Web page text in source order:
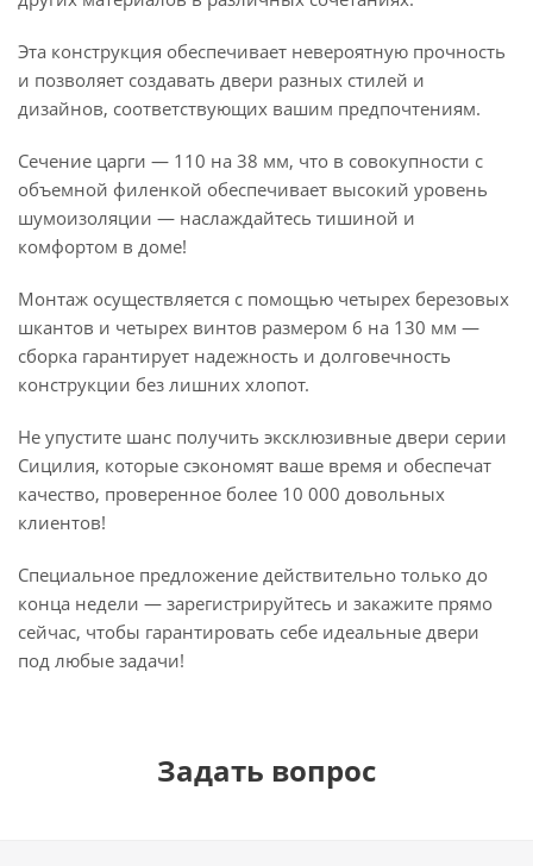
Эта конструкция обеспечивает невероятную прочность
и позволяет создавать двери разных стилей и
дизайнов, соответствующих вашим предпочтениям.
Сечение царги — 110 на 38 мм, что в совокупности с
объемной филенкой обеспечивает высокий уровень
шумоизоляции — наслаждайтесь тишиной и
комфортом в доме!
Монтаж осуществляется с помощью четырех березовых
шкантов и четырех винтов размером 6 на 130 мм —
сборка гарантирует надежность и долговечность
конструкции без лишних хлопот.
Не упустите шанс получить эксклюзивные двери серии
Сицилия, которые сэкономят ваше время и обеспечат
качество, проверенное более 10 000 довольных
клиентов!
Специальное предложение действительно только до
конца недели — зарегистрируйтесь и закажите прямо
сейчас, чтобы гарантировать себе идеальные двери
под любые задачи!
Задать вопрос